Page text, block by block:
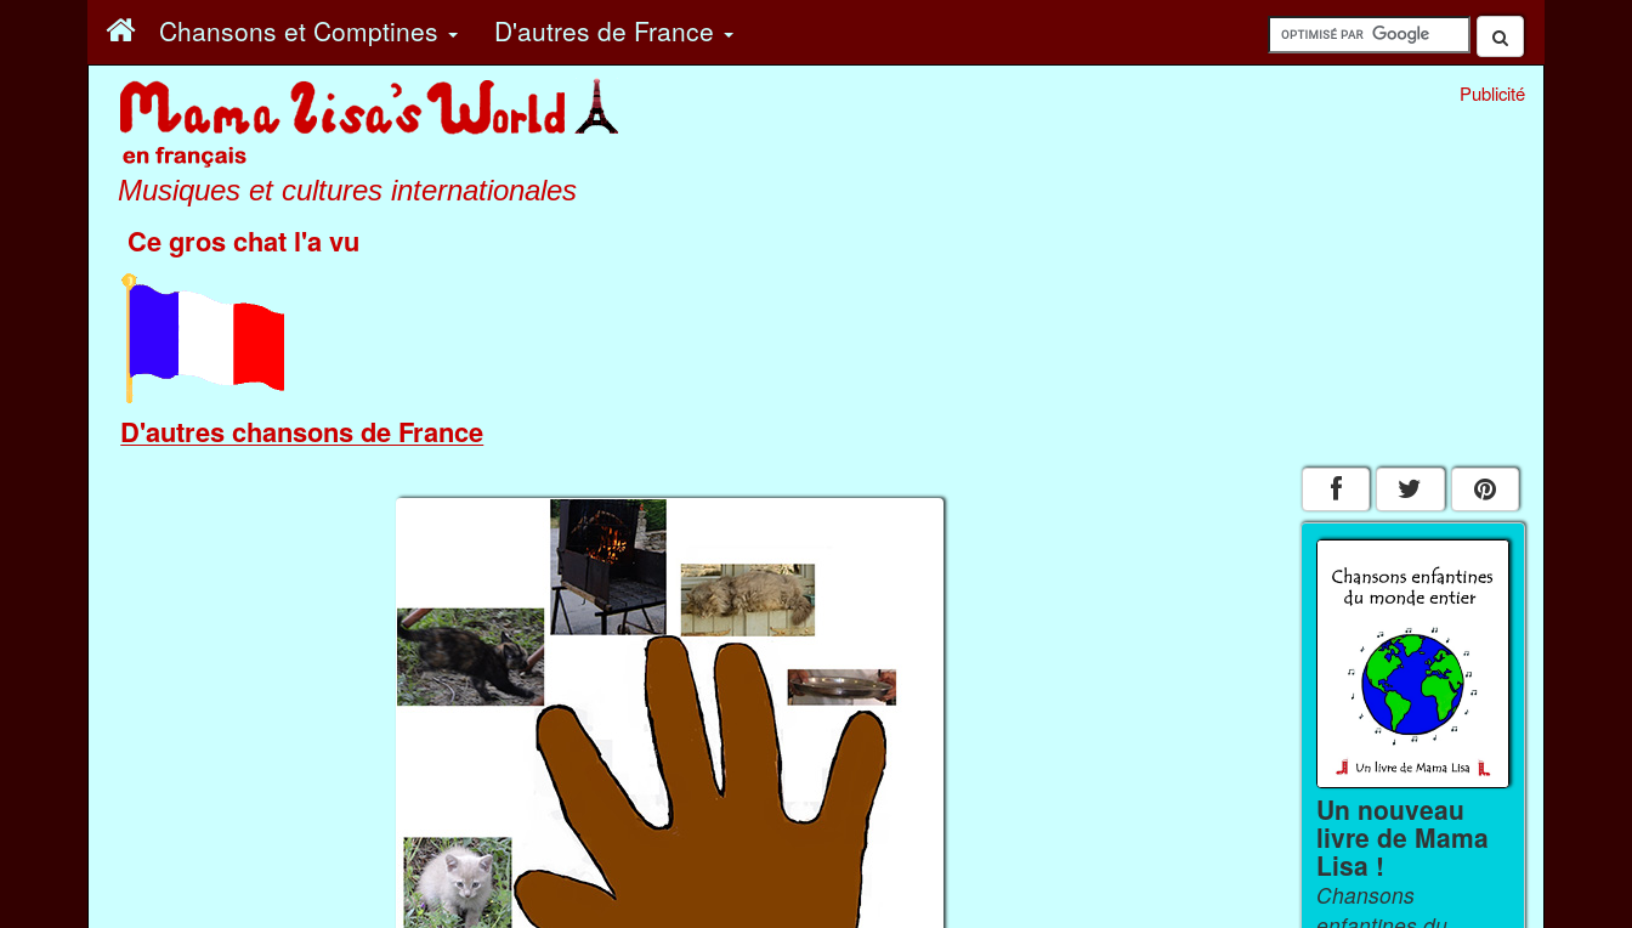
Chansons et Comptines D'autres de France
Musiques et cultures internationales
Ce gros chat l'a vu
D'autres chansons de France
Publicité
Un nouveau
livre de Mama
Lisa !
Chansons